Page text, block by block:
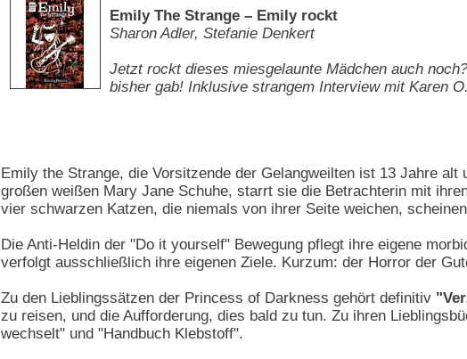
Emily The Strange – Emily rockt
Sharon Adler, Stefanie Denkert
Jetzt rockt dieses miesgelaunte Mädchen auch
bisher gab! Inklusive strangem Interview mit Karen
Emily the Strange, die Vorsitzende der Gelangweilten ist 13 Jahre
großen weißen Mary Jane Schuhe, starrt sie die Betrachterin mit
vier schwarzen Katzen, die niemals von ihrer Seite weichen,
Die Anti-Heldin der "Do it yourself" Bewegung pflegt ihre eigene
verfolgt ausschließlich ihre eigenen Ziele. Kurzum: der Horror der
Zu den Lieblingssätzen der Princess of Darkness gehört definitiv
zu reisen, und die Aufforderung, dies bald zu tun. Zu ihren
wechselt" und "Handbuch Klebstoff".